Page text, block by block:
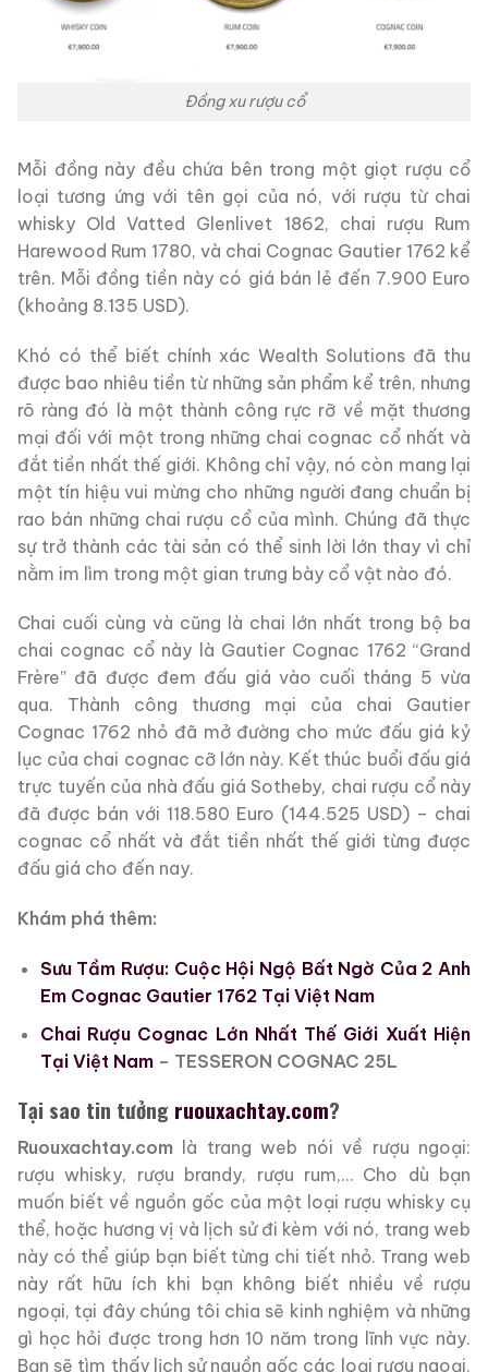
Đồng xu rượu cổ
Mỗi đồng này đều chứa bên trong một giọt rượu cổ
loại tương ứng với tên gọi của nó, với rượu từ chai
whisky Old Vatted Glenlivet 1862, chai rượu Rum
Harewood Rum 1780, và chai Cognac Gautier 1762 kể
trên. Mỗi đồng tiền này có giá bán lẻ đến 7.900 Euro
(khoảng 8.135 USD).
Khó có thể biết chính xác Wealth Solutions đã thu
được bao nhiêu tiền từ những sản phẩm kể trên, nhưng
rõ ràng đó là một thành công rực rỡ về mặt thương
mại đối với một trong những chai cognac cổ nhất và
đắt tiền nhất thế giới. Không chỉ vậy, nó còn mang lại
một tín hiệu vui mừng cho những người đang chuẩn bị
rao bán những chai rượu cổ của mình. Chúng đã thực
sự trở thành các tài sản có thể sinh lời lớn thay vì chỉ
nằm im lìm trong một gian trưng bày cổ vật nào đó.
Chai cuối cùng và cũng là chai lớn nhất trong bộ ba
chai cognac cổ này là Gautier Cognac 1762 “Grand
Frère” đã được đem đấu giá vào cuối tháng 5 vừa
qua. Thành công thương mại của chai Gautier
Cognac 1762 nhỏ đã mở đường cho mức đấu giá kỷ
lục của chai cognac cỡ lớn này. Kết thúc buổi đấu giá
trực tuyến của nhà đấu giá Sotheby, chai rượu cổ này
đã được bán với 118.580 Euro (144.525 USD) – chai
cognac cổ nhất và đắt tiền nhất thế giới từng được
đấu giá cho đến nay.
Khám phá thêm:
Sưu Tầm Rượu: Cuộc Hội Ngộ Bất Ngờ Của 2 Anh
Em Cognac Gautier 1762 Tại Việt Nam
Chai Rượu Cognac Lớn Nhất Thế Giới Xuất Hiện
Tại Việt Nam– TESSERON COGNAC 25L
Tại sao tin tưởng ruouxachtay.com?
Ruouxachtay.com là trang web nói về rượu ngoại:
rượu whisky, rượu brandy, rượu rum,… Cho dù bạn
muốn biết về nguồn gốc của một loại rượu whisky cụ
thể, hoặc hương vị và lịch sử đi kèm với nó, trang web
này có thể giúp bạn biết từng chi tiết nhỏ. Trang web
này rất hữu ích khi bạn không biết nhiều về rượu
ngoại, tại đây chúng tôi chia sẽ kinh nghiệm và những
gì học hỏi được trong hơn 10 năm trong lĩnh vực này.
Bạn sẽ tìm thấy lịch sử nguồn gốc các loại rượu ngoại,